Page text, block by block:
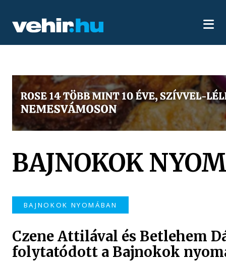
BAJNOKOK
BAJNOKOK NYOMÁBAN
Czene Attilával és Betlehem
folytatódott a Bajnokok